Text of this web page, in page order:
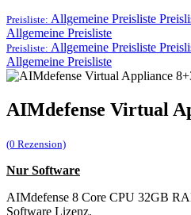
Preisliste: Allgemeine Preisliste
Allgemeine Preisliste
Preisliste: Allgemeine Preisliste
Allgemeine Preisliste
AIMdefense Virtual
(0 Rezension)
Nur Software
AIMdefense 8 Core CPU 32GB
Software Lizenz.